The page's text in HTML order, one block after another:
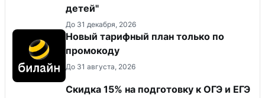
детей"
До 31 декабря, 2026
Новый тарифный план только по
промокоду
До 31 августа, 2026
Скидка 15% на подготовку к ОГЭ и ЕГЭ